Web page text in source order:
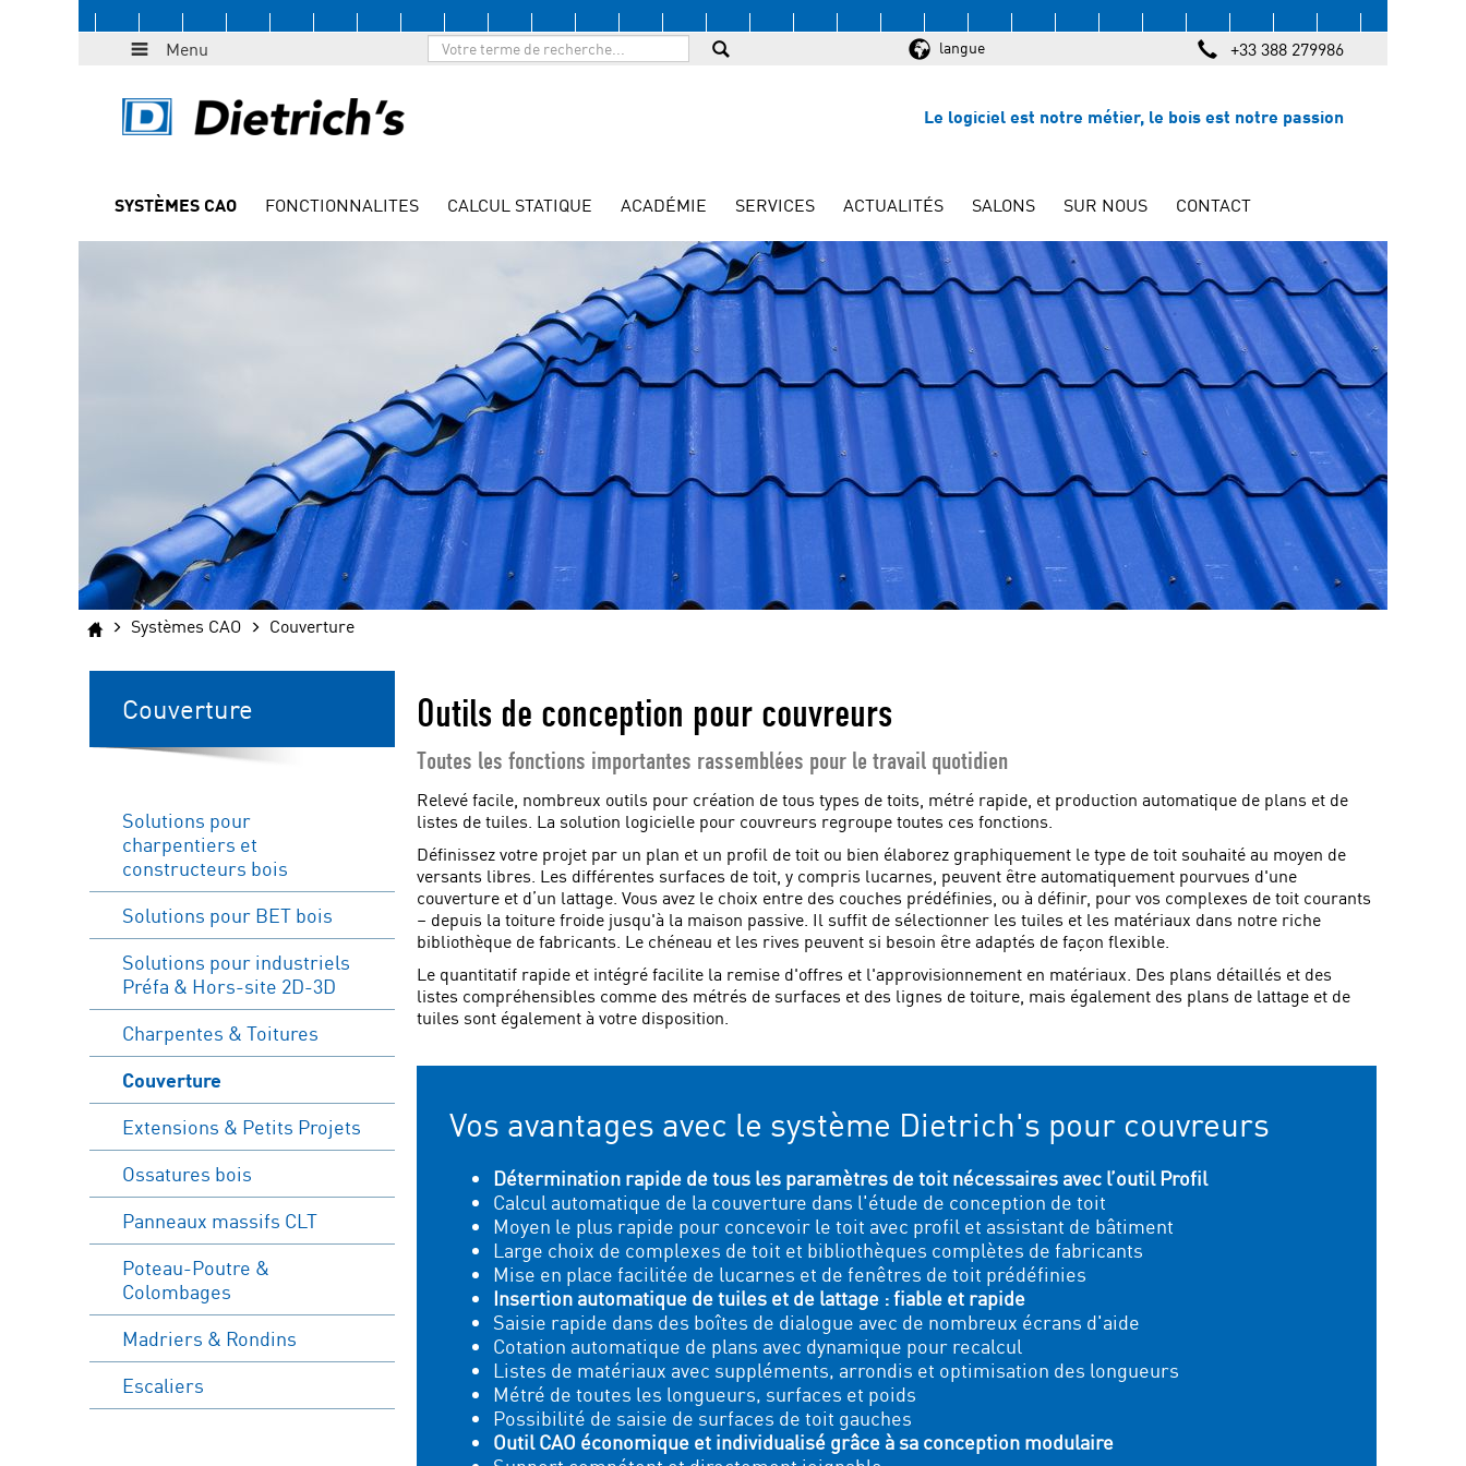
Menu langue +33 388 279986
Le logiciel est notre métier, le bois est notre passion
SYSTÈMES CAO FONCTIONNALITES CALCUL STATIQUE ACADÉMIE SERVICES ACTUALITÉS SALONS SUR NOUS CONTACT
Systèmes CAO Couverture
Couverture
Solutions pour
charpentiers et
constructeurs bois
Solutions pour BET bois
Solutions pour industriels
Préfa & Hors-site 2D-3D
Charpentes & Toitures
Couverture
Extensions & Petits Projets
Ossatures bois
Panneaux massifs CLT
Poteau-Poutre &
Colombages
Madriers & Rondins
Escaliers
Outils de conception pour couvreurs
Toutes les fonctions importantes rassemblées pour le travail quotidien
Relevé facile, nombreux outils pour création de tous types de toits, métré rapide, et production automatique de plans et de
listes de tuiles. La solution logicielle pour couvreurs regroupe toutes ces fonctions.
Définissez votre projet par un plan et un profil de toit ou bien élaborez graphiquement le type de toit souhaité au moyen de
versants libres. Les différentes surfaces de toit, y compris lucarnes, peuvent être automatiquement pourvues d'une
couverture et d’un lattage. Vous avez le choix entre des couches prédéfinies, ou à définir, pour vos complexes de toit courants
– depuis la toiture froide jusqu'à la maison passive. Il suffit de sélectionner les tuiles et les matériaux dans notre riche
bibliothèque de fabricants. Le chéneau et les rives peuvent si besoin être adaptés de façon flexible.
Le quantitatif rapide et intégré facilite la remise d'offres et l'approvisionnement en matériaux. Des plans détaillés et des
listes compréhensibles comme des métrés de surfaces et des lignes de toiture, mais également des plans de lattage et de
tuiles sont également à votre disposition.
Vos avantages avec le système Dietrich's pour couvreurs
Détermination rapide de tous les paramètres de toit nécessaires avec l’outil Profil
Calcul automatique de la couverture dans l'étude de conception de toit
Moyen le plus rapide pour concevoir le toit avec profil et assistant de bâtiment
Large choix de complexes de toit et bibliothèques complètes de fabricants
Mise en place facilitée de lucarnes et de fenêtres de toit prédéfinies
Insertion automatique de tuiles et de lattage : fiable et rapide
Saisie rapide dans des boîtes de dialogue avec de nombreux écrans d'aide
Cotation automatique de plans avec dynamique pour recalcul
Listes de matériaux avec suppléments, arrondis et optimisation des longueurs
Métré de toutes les longueurs, surfaces et poids
Possibilité de saisie de surfaces de toit gauches
Outil CAO économique et individualisé grâce à sa conception modulaire